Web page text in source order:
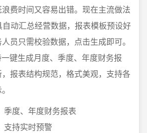
费时间又容易出错。现在主流做法
动汇总经营数据，报表模板预设好
员只需校验数据，点击生成即可。
键生成月度、季度、年度财务报
报表结构规范，格式美观，支持各
季度、年度财务报表
支持实时预警